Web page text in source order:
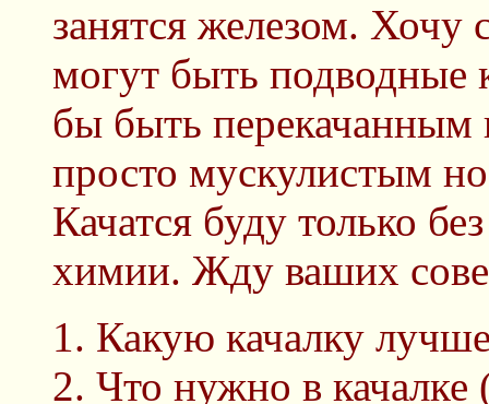
занятся железом. Хочу
могут быть подводные
бы быть перекачанным
просто мускулистым
Качатся буду только
химии. Жду ваших
Какую качалку
Что нужно в качалке